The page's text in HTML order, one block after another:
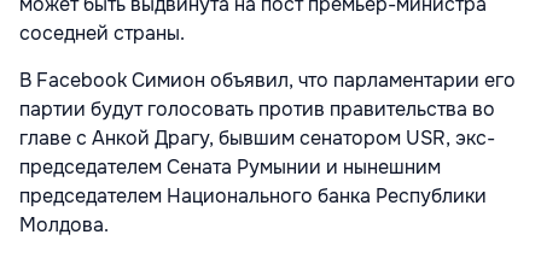
соседней страны.
В Facebook Симион объявил, что парламентарии его
партии будут голосовать против правительства во
главе с Анкой Драгу, бывшим сенатором USR, экс-
председателем Сената Румынии и нынешним
председателем Национального банка Республики
Молдова.